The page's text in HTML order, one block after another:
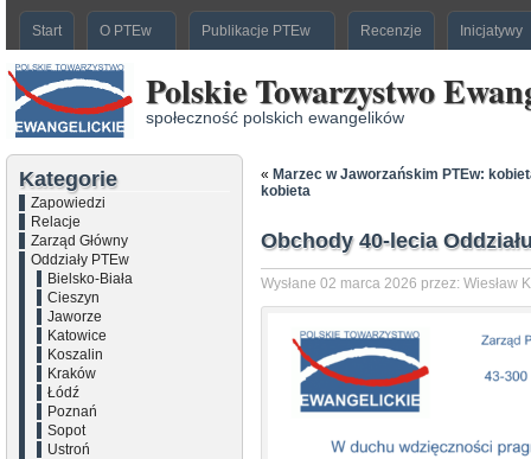
Start O PTEw Publikacje PTEw Recenzje Inicjatywy
Polskie Towarzystwo
społeczność polskich ewangelików
Kategorie
Zapowiedzi
Relacje
Zarząd Główny
Oddziały PTEw
Bielsko-Biała
Cieszyn
Jaworze
Katowice
Koszalin
Kraków
Łódź
Poznań
Sopot
Ustroń
« Marzec w Jaworzańskim PTEw:
kobieta
Obchody 40-lecia
Wysłane 02 marca 2026 przez: Wiesław